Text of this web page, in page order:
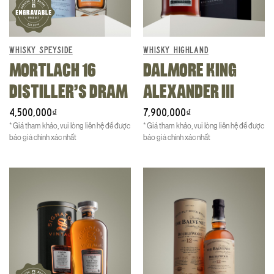
WHISKY SPEYSIDE
MORTLACH 16
DISTILLER’S DRAM
4,500,000₫
* Giá tham khảo, vui lòng liên hệ để được
báo giá chính xác nhất
WHISKY HIGHLAND
DALMORE KING
ALEXANDER III
7,900,000₫
* Giá tham khảo, vui lòng liên hệ để được
báo giá chính xác nhất